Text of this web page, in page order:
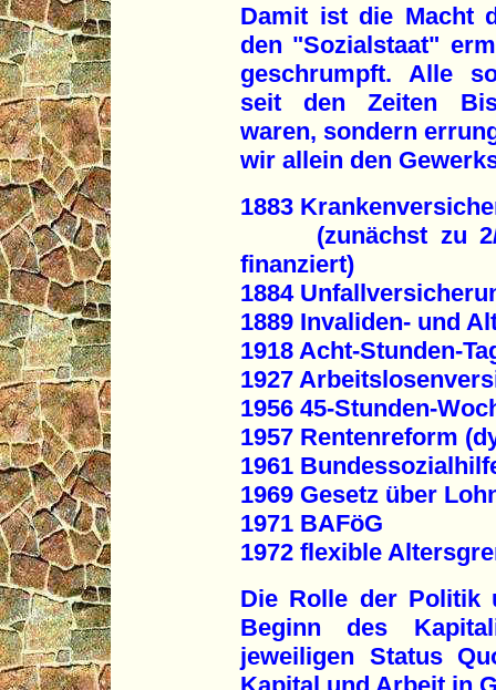
Damit ist die Macht
den "Sozialstaat"
geschrumpft. Alle
seit den Zeiten
waren, sondern
wir allein den
1883
(zunächst zu 2/3
finanziert)
1884
1889 Invaliden- und
1918 Acht-Stunden-
1927
1956 45-Stunden-
1957 Rentenreform
1961
1969 Gesetz über
1971 BAFöG
1972 flexible
Die Rolle der Politik
Beginn des
jeweiligen Status